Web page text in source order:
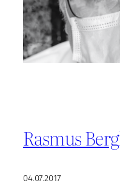
Rasmus
04.07.2017